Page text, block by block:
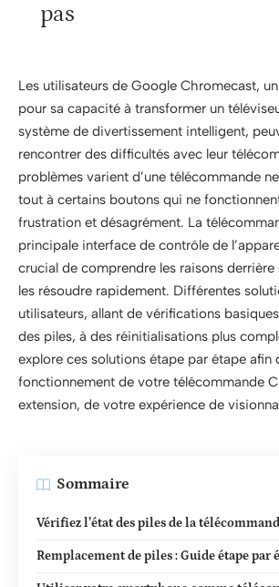
pas
Les utilisateurs de Google Chromecast,
pour sa capacité à transformer un
système de divertissement intelligent,
rencontrer des difficultés avec leur
problèmes varient d’une télécommande
tout à certains boutons qui ne
frustration et désagrément. La
principale interface de contrôle de
crucial de comprendre les raisons derrière
les résoudre rapidement. Différentes
utilisateurs, allant de vérifications
des piles, à des réinitialisations plus
explore ces solutions étape par étape afin
fonctionnement de votre télécommande
extension, de votre expérience de
Sommaire
Vérifiez l’état des piles de la
Remplacement de piles : Guide étape par